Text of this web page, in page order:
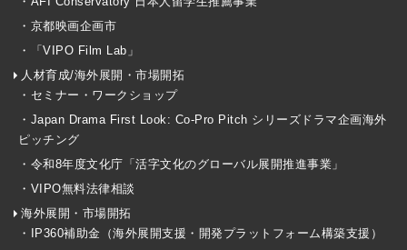
・京都映画企画市
・「VIPO Film Lab」
人材育成/海外展開・市場開拓
・セミナー・ワークショップ
・Japan Drama First Look: Co-Pro Pitch シリーズドラマ企画海外
ピッチング
・令和8年度文化庁「活字文化のグローバル展開推進事業」
・VIPO無料法律相談
海外展開・市場開拓
・IP360補助金（海外展開支援・開発プラットフォーム構築支援）